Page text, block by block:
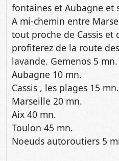
fontaines et Aubagne et
A mi-chemin entre
tout proche de Cassis et
profiterez de la route
lavande. Gemenos 5 mn.
Aubagne 10 mn.
Cassis , les plages 15 mn.
Marseille 20 mn.
Aix 40 mn.
Toulon 45 mn.
Noeuds autoroutiers 5